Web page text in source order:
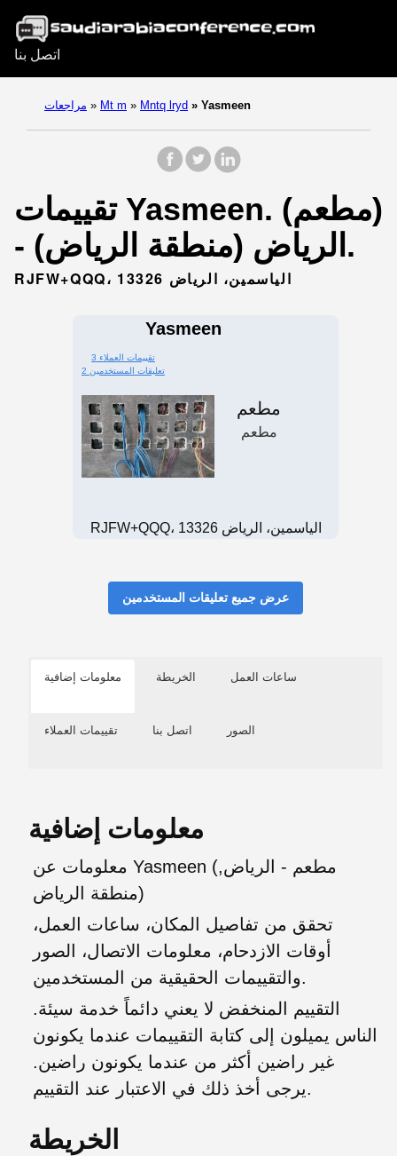
اتصل بنا
مراجعات » Mt m » Mntq lryd » Yasmeen
تقييمات Yasmeen. (مطعم)
- الرياض (منطقة الرياض).
RJFW+QQQ، الياسمين، الرياض 13326
Yasmeen
3 تقييمات العملاء
2 تعليقات المستخدمين
مطعم
مطعم
RJFW+QQQ، الياسمين، الرياض 13326
عرض جميع تعليقات المستخدمين
معلومات إضافية الخريطة ساعات العمل
تقييمات العملاء اتصل بنا الصور
معلومات إضافية
معلومات عن Yasmeen (مطعم - الرياض,
منطقة الرياض)
تحقق من تفاصيل المكان، ساعات العمل،
أوقات الازدحام، معلومات الاتصال، الصور
والتقييمات الحقيقية من المستخدمين.
التقييم المنخفض لا يعني دائماً خدمة سيئة.
الناس يميلون إلى كتابة التقييمات عندما يكونون
غير راضين أكثر من عندما يكونون راضين.
يرجى أخذ ذلك في الاعتبار عند التقييم.
الخريطة